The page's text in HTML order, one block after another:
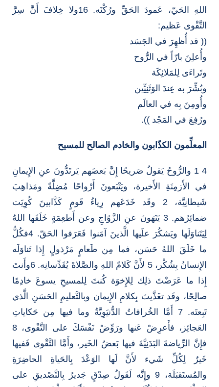
اللهِ الحَيّ، عَمودَ الحَقِّ ورُكْنَه. 16ولا خِلافَ أَنَّ سِرَّ
التَّقْوى عَظيم:
(( قد أُظهِرَ في الجَسَد
وأُعلِنَ بارّاً في الرُّوح
وتَراءَى لِلمَلائِكَة
وبُشِّرَ به عِندَ الوَثَنِيِّين
وأُومِنَ بِه في العالَم
ورُفِعَ في المَجْد )).
المعلِّمون الكذّابون والخادم الصالح للمسيح
4 1 والرُّوحُ يَقولُ صَريحًا إِنَّ بَعضَهم يَرتَدُّونَ عنِ الإِيمانِ
في الأَزمِنَةِ الأَخيرة، ويَتْبَعونَ أَرْواحًا مُضِلَّةً ومَذاهِبَ
شَيطانِيَّة، 2 وقَد خَدَعَهم رِياءُ قَومٍ كَذَّابينَ كُوِيَت
ضمائِرُهم. 3 يَنَهَونَ عنِ الزَّوًاجِ وعن أَطعِمَةٍ خَلَقَها اللهُ
لِيَتَناوَلَها ويَشكُرَ علَيها الَّذينَ آمَنوا فَعَرَفوا الحَقّ. 4فكُلُّ
ما خَلَقَ اللهُ حَسَن، فما مِن طَعامٍ مَرْذولٍ إِذا تَناوَلَه
الإِنسانُ بِشُكْر، 5 لأَنَّ كَلامً اللهِ والصَّلاةَ يُقَدِّسانِه. 6وأَنتَ
إِذا ما عَرَضْتَ ذلِك لِلإِخوَة كُنتَ لِلمسيحِ يسوعَ خادِمًا
صالِحًا، وقَد تغَذَّيتَ بِكلامِ الإِيمان وبالتَّعليمِ الحَسَنِ الَّذي
تَبِعتَه. 7 أَمَّا الخُرافاتُ الدُّنيَوِيَّةُ وما فيها مِن حَكاياتِ
العَجائِز، فأَعرِضْ عَنها ورَوِّضْ نَفْسَكَ على التَّقْوى، 8
فإِنَّ الرِّياضةَ البَدَنِيَّةَ فيها بَعضُ الخَير، وأَمَّا التَّقْوى فَفيها
خَيرٌ لِكُلِّ شَيء لأَنَّ لَها الوَعْدَ بِالحَياةِ الحاضِرَةِ
والمُستَقبَلَة، 9 وإِنَّه لَقَولُ صِدْقٍ جَديرٌ بِالتَّصْديقِ على